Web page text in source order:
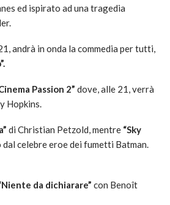
ed ispirato ad una tragedia
andrà in onda la commedia per tutti,
Passion 2” dove, alle 21, verrà
Hopkins.
di Christian Petzold, mentre “Sky
celebre eroe dei fumetti Batman.
da dichiarare” con Benoît